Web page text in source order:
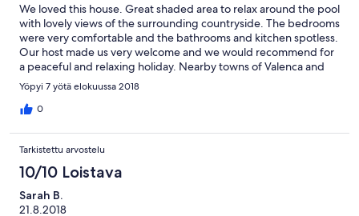
We loved this house. Great shaded area to relax around the pool
with lovely views of the surrounding countryside. The bedrooms
were very comfortable and the bathrooms and kitchen spotless.
Our host made us very welcome and we would recommend for
a peaceful and relaxing holiday. Nearby towns of Valenca and
Tui (Spain) well worth visiting.
Yöpyi 7 yötä elokuussa 2018
0
Tarkistettu arvostelu
10/10 Loistava
Sarah B.
21.8.2018